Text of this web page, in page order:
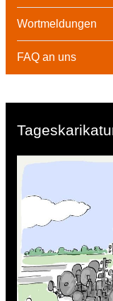
Wortmeldungen
FAQ an uns